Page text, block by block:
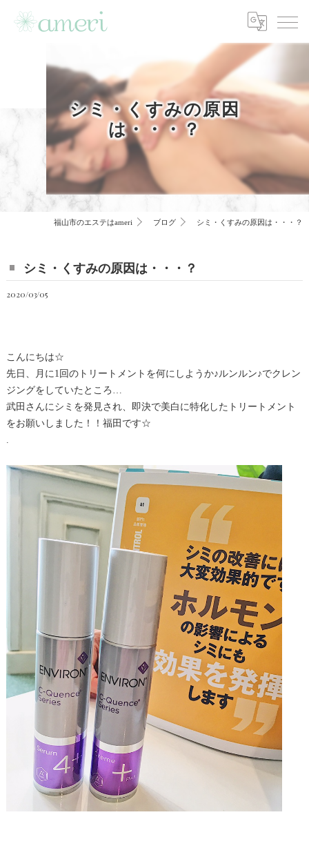
シミ・くすみの原因
は・・・？
福山市のエステはameri ブログ シミ・くすみの原因は・・・？
シミ・くすみの原因は・・・？
2020/03/05
こんにちは☆
先日、月に1回のトリートメントを何にしようか♪ルンルン♪でクレン
ジングをしていたところ…
武田さんにシミを発見され、即決で美白に特化したトリートメント
をお願いしました！！福田です☆
.